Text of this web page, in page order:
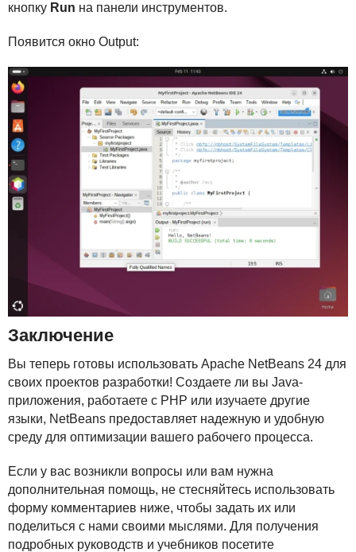
кнопку Run на панели инструментов.
Появится окно Output:
Заключение
Вы теперь готовы использовать Apache NetBeans 24 для
своих проектов разработки! Создаете ли вы Java-
приложения, работаете с PHP или изучаете другие
языки, NetBeans предоставляет надежную и удобную
среду для оптимизации вашего рабочего процесса.
Если у вас возникли вопросы или вам нужна
дополнительная помощь, не стесняйтесь использовать
форму комментариев ниже, чтобы задать их или
поделиться с нами своими мыслями. Для получения
подробных руководств и учебников посетите